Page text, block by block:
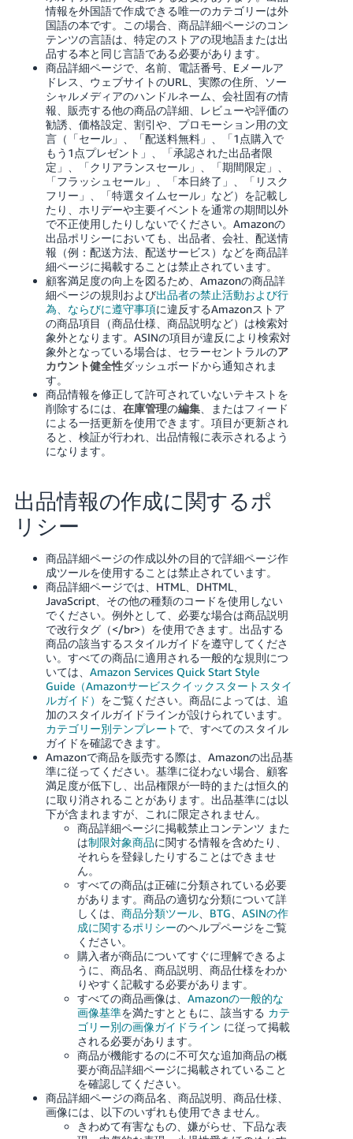
情報を外国語で作成できる唯一のカテゴリーは外
国語の本です。この場合、商品詳細ページのコン
テンツの言語は、特定のストアの現地語または出
品する本と同じ言語である必要があります。
商品詳細ページで、名前、電話番号、Eメールア
ドレス、ウェブサイトのURL、実際の住所、ソー
シャルメディアのハンドルネーム、会社固有の情
報、販売する他の商品の詳細、レビューや評価の
勧誘、価格設定、割引や、プロモーション用の文
言（「セール」、「配送料無料」、「1点購入で
もう1点プレゼント」、「承認された出品者限
定」、「クリアランスセール」、「期間限定」、
「フラッシュセール」、「本日終了」、「リスク
フリー」、「特選タイムセール」など）を記載し
たり、ホリデーや主要イベントを通常の期間以外
で不正使用したりしないでください。Amazonの
出品ポリシーにおいても、出品者、会社、配送情
報（例：配送方法、配送サービス）などを商品詳
細ページに掲載することは禁止されています。
顧客満足度の向上を図るため、Amazonの商品詳
細ページの規則および出品者の禁止活動および行
為、ならびに遵守事項に違反するAmazonストア
の商品項目（商品仕様、商品説明など）は検索対
象外となります。ASINの項目が違反により検索対
象外となっている場合は、セラーセントラルのア
カウント健全性ダッシュボードから通知されま
す。
商品情報を修正して許可されていないテキストを
削除するには、 在庫管理の編集、またはフィード
による一括更新を使用できます。項目が更新され
ると、検証が行われ、出品情報に表示されるよう
になります。
出品情報の作成に関するポ
リシー
商品詳細ページの作成以外の目的で詳細ページ作
成ツールを使用することは禁止されています。
商品詳細ページでは、HTML、DHTML、
JavaScript、その他の種類のコードを使用しない
でください。例外として、必要な場合は商品説明
で改行タグ（</br>）を使用できます。出品する
商品の該当するスタイルガイドを遵守してくださ
い。すべての商品に適用される一般的な規則につ
いては、 Amazon Services Quick Start Style
Guide（Amazonサービスクイックスタートスタイ
ルガイド） をご覧ください。商品によっては、追
加のスタイルガイドラインが設けられています。
カテゴリー別テンプレート で、すべてのスタイル
ガイドを確認できます。
Amazonで商品を販売する際は、Amazonの出品基
準に従ってください。基準に従わない場合、顧客
満足度が低下し、出品権限が一時的または恒久的
に取り消されることがあります。出品基準には以
下が含まれますが、これに限定されません。
商品詳細ページに掲載禁止コンテンツ また
は制限対象商品に関する情報を含めたり、
それらを登録したりすることはできませ
ん。
すべての商品は正確に分類されている必要
があります。 商品の適切な分類について詳
しくは、 商品分類ツール、 BTG
ASINの作
成に関するポリシーのヘルプページをご覧
ください。
購入者が商品についてすぐに理解できるよ
うに、商品名、商品説明、商品仕様をわか
りやすく記載する必要があります。
すべての商品画像は、 Amazonの一般的な
画像基準を満たすとともに、該当する カテ
ゴリー別の画像ガイドライン に従って掲載
される必要があります。
商品が機能するのに不可欠な追加商品の概
要が商品詳細ページに掲載されていること
を確認してください。
商品詳細ページの商品名、商品説明、商品仕様、
画像には、以下のいずれも使用できません。
きわめて有害なもの、嫌がらせ、下品な表